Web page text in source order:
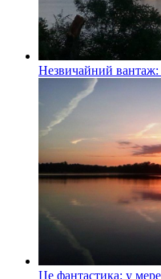
Незвичайний вантаж:
Це фантастика: у